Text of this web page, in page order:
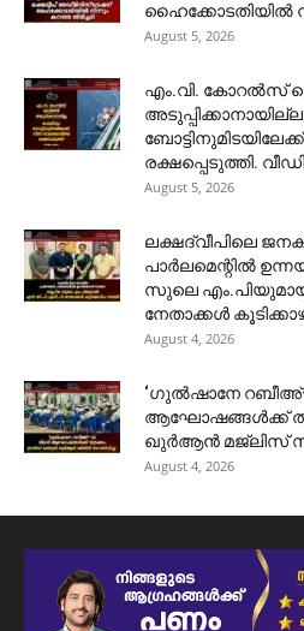
ഹൈക്കോടതിയിൽ
August 5, 2026
​എം.വി. കോറൽസ്
രക്ഷപ്പെടുത്തി.
August 5, 2026
ലക്ഷദ്വീപിലെ
പാർലമെന്റിൽ
സുലെ
നേതാക്കൾ
August 4, 2026
‘ഗുൽഷാനേ
ആഘോഷങ്ങൾക്ക്
ഖുർആൻ മജ്‌ലിസ്
August 4, 2026